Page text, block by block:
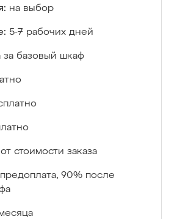
на выбор
5-7 рабочих дней
за базовый шкаф
стоимости заказа
90% после